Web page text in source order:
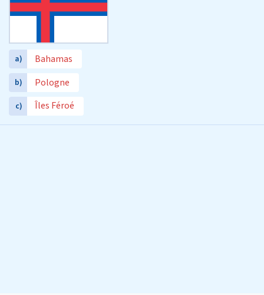
a) Bahamas
b) Pologne
c) Îles Féroé